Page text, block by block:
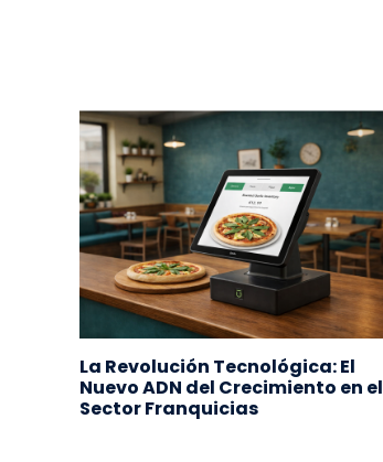
La Revolución Tecnológica: El
Nuevo ADN del Crecimiento en el
Sector Franquicias